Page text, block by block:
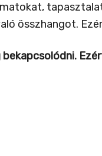
összhangot.